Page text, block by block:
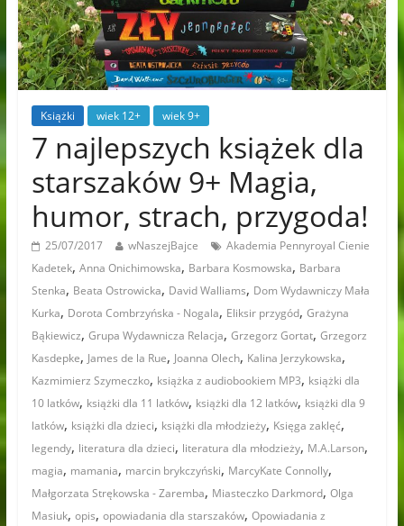
Książki wiek 12+ wiek 9+
7 najlepszych książek dla
starszaków 9+ Magia,
humor, strach, przygoda!
25/07/2017 wNaszejBajce
Akademia Pennyroyal Cienie
Kadetek, Anna Onichimowska, Barbara Kosmowska, Barbara
Stenka, Beata Ostrowicka, David Walliams, Dom Wydawniczy Mała
Kurka, Dorota Combrzyńska - Nogala, Eliksir przygód, Grażyna
Bąkiewicz, Grupa Wydawnicza Relacja, Grzegorz Gortat, Grzegorz
Kasdepke, James de la Rue, Joanna Olech, Kalina Jerzykowska,
Kazmimierz Szymeczko, książka z audiobookiem MP3, książki dla
10 latków, książki dla 11 latków, książki dla 12 latków, książki dla 9
latków, książki dla dzieci, książki dla młodzieży, Księga zaklęć,
legendy, literatura dla dzieci, literatura dla młodzieży, M.A.Larson,
magia, mamania, marcin brykczyński, MarcyKate Connolly,
Małgorzata Strękowska - Zaremba, Miasteczko Darkmord, Olga
Masiuk, opis, opowiadania dla starszaków, Opowiadania z